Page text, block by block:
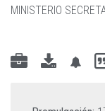
MINISTERIO